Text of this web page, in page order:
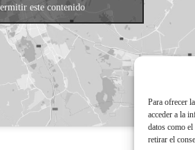
Para ofrecer
acceder a la
datos como
retirar el
este contenido